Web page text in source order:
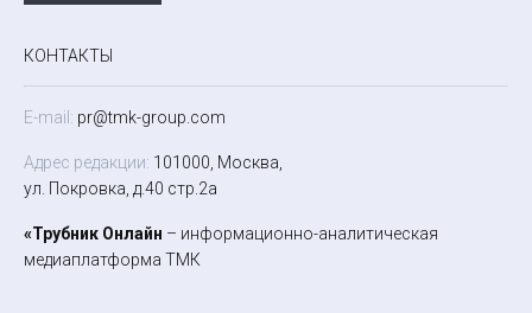
КОНТАКТЫ
E-mail: pr@tmk-group.com
Адрес редакции: 101000, Москва,
ул. Покровка, д.40 стр.2а
«Трубник Онлайн – информационно-аналитическая
медиаплатформа ТМК